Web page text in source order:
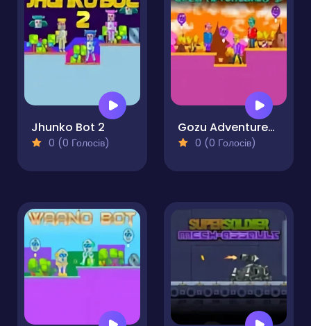
Jhunko Bot 2
0 (0 Голосів)
Gozu Adventures 2
0 (0 Голосів)